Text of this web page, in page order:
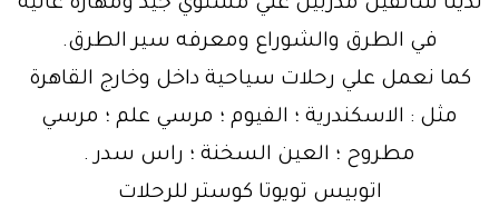
لدينا سائقين مدربين علي مستوي جيد ومهارة عاليه
في الطرق والشوراع ومعرفه سير الطرق.
كما نعمل علي رحلات سياحية داخل وخارج القاهرة
مثل : الاسكندرية ؛ الفيوم ؛ مرسي علم ؛ مرسي
مطروح ؛ العين السخنة ؛ راس سدر .
اتوبيس تويوتا كوستر للرحلات